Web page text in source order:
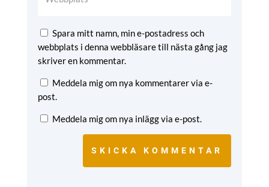
Spara mitt namn, min e-postadress och
webbplats i denna webbläsare till nästa gång jag
skriver en kommentar.
Meddela mig om nya kommentarer via e-
post.
Meddela mig om nya inlägg via e-post.
SKICKA KOMMENTAR